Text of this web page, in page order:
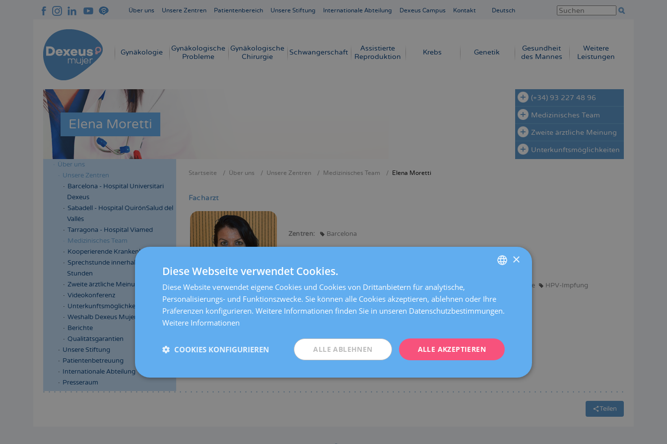
Über uns Unsere Zentren Patientenbereich Unsere Stiftung Internationale Abteilung Dexeus Campus Kontakt Deutsch
Navegación
Gynäkologie
Gynäkologische
Probleme
Gynäkologische
Chirurgie
Schwangerschaft
Assistierte
Reproduktion
Krebs Genetik
Gesundheit
des Mannes
Weitere
Leistungen
Elena Moretti
(+34) 93 227 48 96
Medizinisches Team
Zweite ärztliche Meinung
Unterkunftsmöglichkeiten
Menú
lateral
cabecera
Über uns
Unsere Zentren
Barcelona - Hospital Universitari
Dexeus
Sabadell - Hospital QuirónSalud del
Vallés
Tarragona - Hospital Viamed
Medizinisches Team
Kooperierende Krankenkassen
Sprechstunde innerhalb 24
Stunden
Zweite ärztliche Meinung
Videokonferenz
Unterkunftsmöglichkeiten
Weshalb Dexeus Mujer
Berichte
Qualitätsgarantien
Unsere Stiftung
Patientenbetreuung
Internationale Abteilung
Presseraum
Startseite Über uns Unsere Zentren Medizinisches Team Elena Moretti
Facharzt
Zentren: Barcelona
Spezialitäten:
Contraception
Sexuell übertragbare Infektionen
Pathologie der Äußeren Geschlechtsorgane HPV-Impfung
Teilen
CATALÀ
DEUTSCH
×
Diese Webseite verwendet Cookies.
Diese Website verwendet eigene Cookies und Cookies von Drittanbietern für analytische,
Personalisierungs- und Funktionszwecke. Sie können alle Cookies akzeptieren, ablehnen oder Ihre
Präferenzen konfigurieren. Weitere Informationen finden Sie in unseren Datenschutzbestimmungen.
Weitere Informationen
ALLE AKZEPTIEREN
ALLE ABLEHNEN
COOKIES KONFIGURIEREN